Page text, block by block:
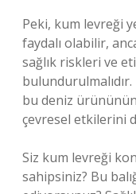
Peki, kum levreği
faydalı olabilir,
sağlık riskleri ve
bu deniz
çevresel etkilerini
Siz kum levreği
sahipsiniz? Bu